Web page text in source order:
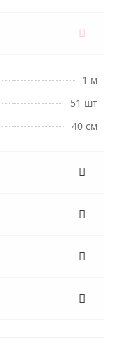
1 м
51 шт
40 см